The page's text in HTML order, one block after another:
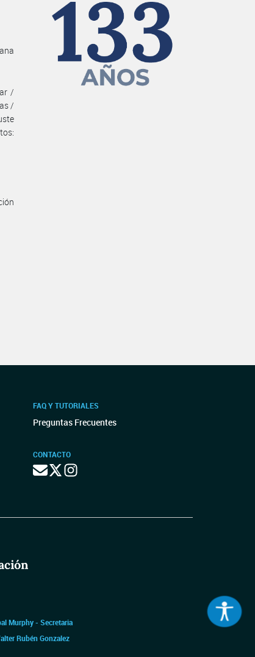
/
/
FAQ Y TUTORIALES
Preguntas Frecuentes
CONTACTO
Murphy - Secretaria
Rubén Gonzalez